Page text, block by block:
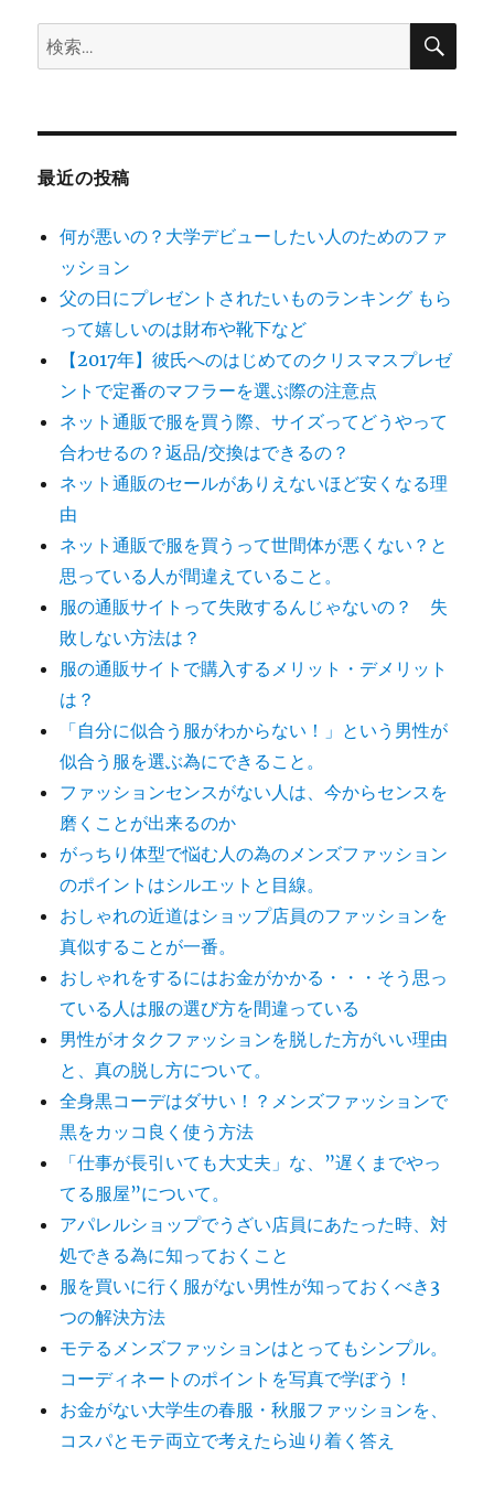
検
索:
検
最近の投稿
何が悪いの？大学デビューしたい人のためのファ
ッション
父の日にプレゼントされたいものランキング もら
って嬉しいのは財布や靴下など
【2017年】彼氏へのはじめてのクリスマスプレゼ
ントで定番のマフラーを選ぶ際の注意点
ネット通販で服を買う際、サイズってどうやって
合わせるの？返品/交換はできるの？
ネット通販のセールがありえないほど安くなる理
由
ネット通販で服を買うって世間体が悪くない？と
思っている人が間違えていること。
服の通販サイトって失敗するんじゃないの？ 失
敗しない方法は？
服の通販サイトで購入するメリット・デメリット
は？
「自分に似合う服がわからない！」という男性が
似合う服を選ぶ為にできること。
ファッションセンスがない人は、今からセンスを
磨くことが出来るのか
がっちり体型で悩む人の為のメンズファッション
のポイントはシルエットと目線。
おしゃれの近道はショップ店員のファッションを
真似することが一番。
おしゃれをするにはお金がかかる・・・そう思っ
ている人は服の選び方を間違っている
男性がオタクファッションを脱した方がいい理由
と、真の脱し方について。
全身黒コーデはダサい！？メンズファッションで
黒をカッコ良く使う方法
「仕事が長引いても大丈夫」な、”遅くまでやっ
てる服屋”について。
アパレルショップでうざい店員にあたった時、対
処できる為に知っておくこと
服を買いに行く服がない男性が知っておくべき3
つの解決方法
モテるメンズファッションはとってもシンプル。
コーディネートのポイントを写真で学ぼう！
お金がない大学生の春服・秋服ファッションを、
コスパとモテ両立で考えたら辿り着く答え